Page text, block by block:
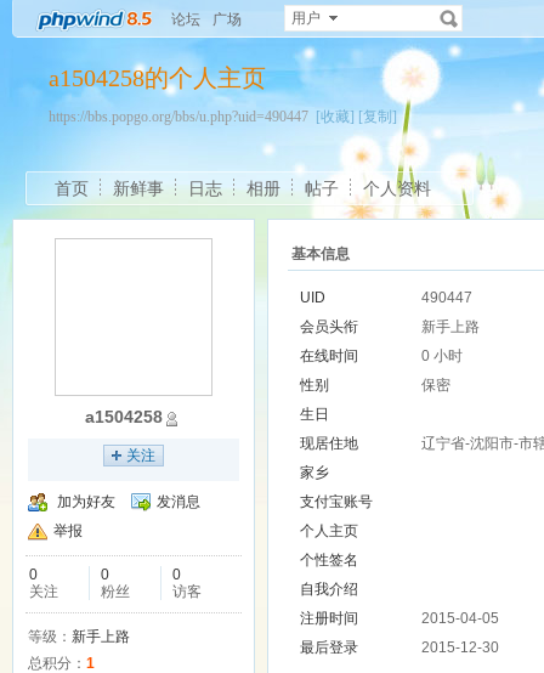
论坛 广场 用户
a1504258的个人主页
https://bbs.popgo.org/bbs/u.php?uid=490447 [收藏] [复制]
首页 新鲜事 日志 相册 帖子 个人资料
a1504258
关注
加为好友
发消息
举报
0
关注
0
粉丝
0
访客
等级： 新手上路
总积分： 1
基本信息
UID
490447
会员头衔
新手上路
在线时间
0 小时
性别
保密
生日
现居住地
辽宁省-沈阳市-市
家乡
支付宝账号
个人主页
个性签名
自我介绍
注册时间
2015-04-05
最后登录
2015-12-30